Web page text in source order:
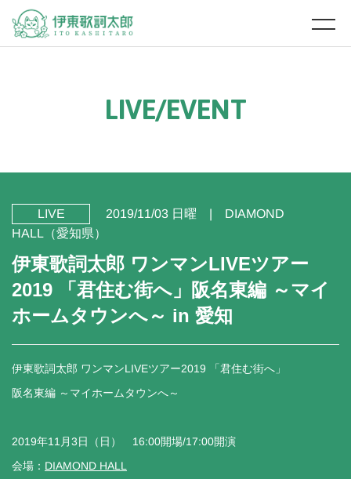
LIVE/EVENT
LIVE 2019/11/03 日曜 DIAMOND
HALL（愛知県）
伊東歌詞太郎 ワンマンLIVEツアー
2019 「君住む街へ」阪名東編 ～マイ
ホームタウンへ～ in 愛知
伊東歌詞太郎 ワンマンLIVEツアー2019 「君住む街へ」
阪名東編 ～マイホームタウンへ～
2019年11月3日（日） 16:00開場/17:00開演
会場： DIAMOND HALL